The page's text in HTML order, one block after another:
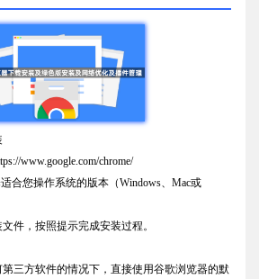
www.google.com/chrome/
合您操作系统的版本（Windows、Mac或
件，按照提示完成安装过程。
三方软件的情况下，直接使用谷歌浏览器的默